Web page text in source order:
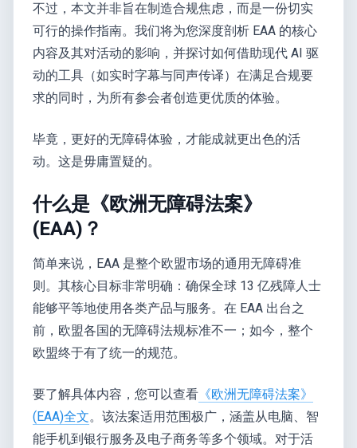
不过，本文并非旨在制造合规焦虑，而是一份切实
可行的操作指南。我们将为您深度剖析 EAA 的核心
内容及其对活动的影响，并探讨如何借助现代 AI 驱
动的工具（如实时字幕与同声传译）在满足合规要
求的同时，为所有参会者创造更优质的体验。
毕竟，更好的无障碍体验，才能成就更出色的活
动。这是毋庸置疑的。
什么是《欧洲无障碍法案》
(EAA)？
简单来说，EAA 是整个欧盟市场的通用无障碍准
则。其核心目标非常明确：确保全球 13 亿残障人士
能够平等地使用各类产品与服务。在 EAA 出台之
前，欧盟各国的无障碍法规标准不一；如今，整个
欧盟终于有了统一的规范。
要了解具体内容，您可以查看 《欧洲无障碍法案》
(EAA)全文。该法案适用范围极广，涵盖从电脑、智
能手机到银行服务及电子商务等多个领域。对于活